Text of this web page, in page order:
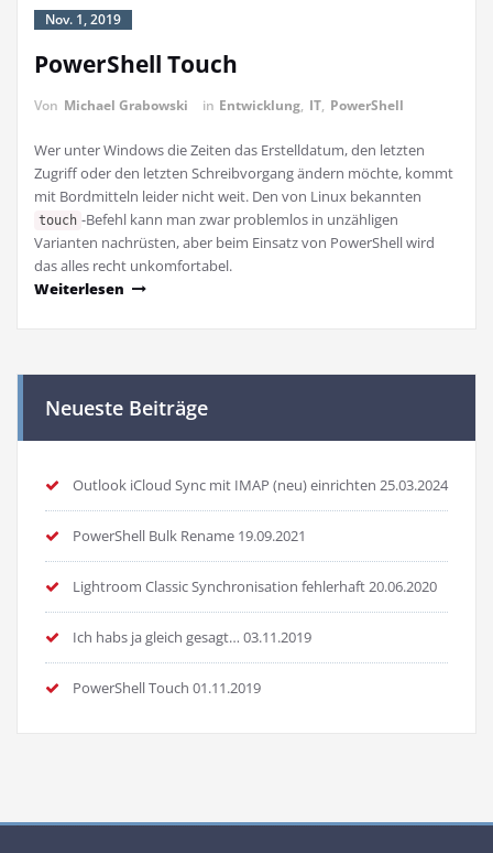
Nov. 1, 2019
PowerShell Touch
Von Michael Grabowski in Entwicklung, IT, PowerShell
Wer unter Windows die Zeiten das Erstelldatum, den letzten
Zugriff oder den letzten Schreibvorgang ändern möchte, kommt
mit Bordmitteln leider nicht weit. Den von Linux bekannten
touch -Befehl kann man zwar problemlos in unzähligen
Varianten nachrüsten, aber beim Einsatz von PowerShell wird
das alles recht unkomfortabel.
Weiterlesen
Neueste Beiträge
Outlook iCloud Sync mit IMAP (neu) einrichten 25.03.2024
PowerShell Bulk Rename 19.09.2021
Lightroom Classic Synchronisation fehlerhaft20.06.2020
Ich habs ja gleich gesagt… 03.11.2019
PowerShell Touch 01.11.2019